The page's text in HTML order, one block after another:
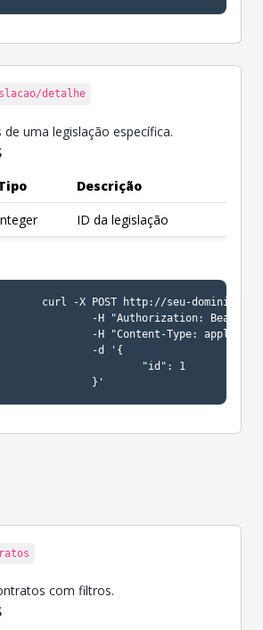
detalhe
uma legislação específica.
Descrição
ID da legislação
curl -X POST http://seu-
-H "Authorization: Bearer
-H "Content-Type:
-d '{
"id": 1
}'
com filtros.